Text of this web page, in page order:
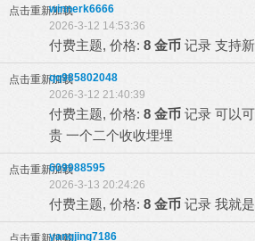
点击重新加载winnerk6666
2026-3-12 14:53:36
付费主题, 价格: 8 金币 记录 支持
点击重新加载qq985802048
2026-3-12 21:40:39
付费主题, 价格: 8 金币 记录 可以
贵 一个二个收收埋埋
点击重新加载609988595
2026-3-13 20:24:26
付费主题, 价格: 8 金币 记录 我就
点击重新加载yangjing7186